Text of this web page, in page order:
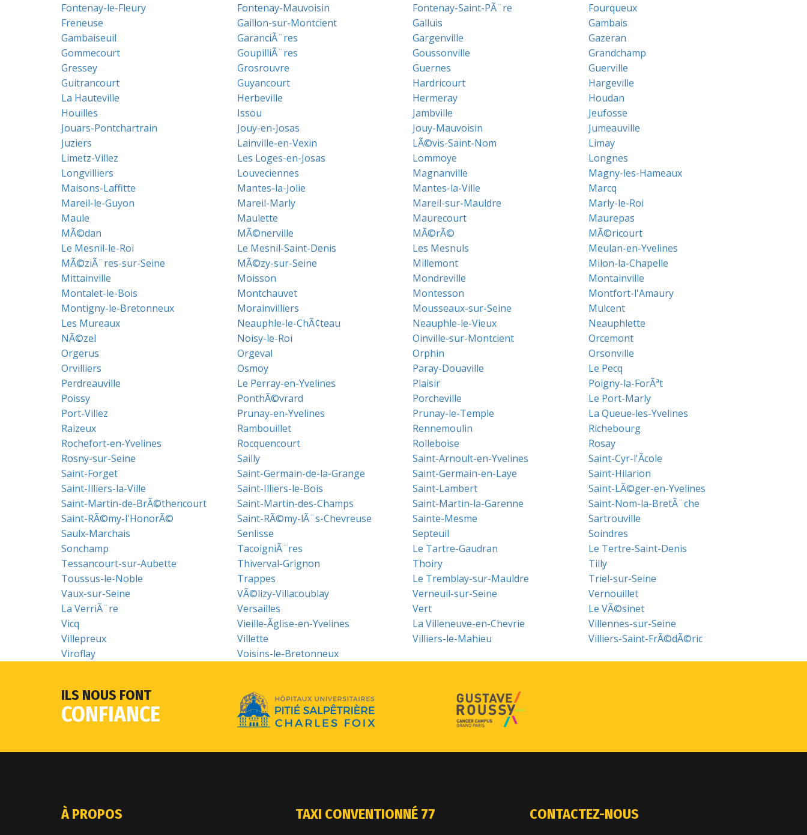
Fontenay-le-Fleury
Fontenay-Mauvoisin Fontenay-Saint-PÃ¨re
Fourqueux
Freneuse
Gaillon-sur-Montcient Galluis
Gambais
Gambaiseuil
GaranciÃ¨res Gargenville
Gazeran
Gommecourt
GoupilliÃ¨res Goussonville
Grandchamp
Gressey
Grosrouvre Guernes
Guerville
Guitrancourt
Guyancourt Hardricourt
Hargeville
La Hauteville
Herbeville Hermeray
Houdan
Houilles
Issou Jambville
Jeufosse
Jouars-Pontchartrain
Jouy-en-Josas Jouy-Mauvoisin
Jumeauville
Juziers
Lainville-en-Vexin LÃ©vis-Saint-Nom
Limay
Limetz-Villez
Les Loges-en-Josas Lommoye
Longnes
Longvilliers
Louveciennes Magnanville
Magny-les-Hameaux
Maisons-Laffitte
Mantes-la-Jolie Mantes-la-Ville
Marcq
Mareil-le-Guyon
Mareil-Marly Mareil-sur-Mauldre
Marly-le-Roi
Maule
Maulette Maurecourt
Maurepas
MÃ©dan
MÃ©nerville MÃ©rÃ©
MÃ©ricourt
Le Mesnil-le-Roi
Le Mesnil-Saint-Denis Les Mesnuls
Meulan-en-Yvelines
MÃ©ziÃ¨res-sur-Seine
MÃ©zy-sur-Seine Millemont
Milon-la-Chapelle
Mittainville
Moisson Mondreville
Montainville
Montalet-le-Bois
Montchauvet Montesson
Montfort-l'Amaury
Montigny-le-Bretonneux
Morainvilliers Mousseaux-sur-Seine
Mulcent
Les Mureaux
Neauphle-le-ChÃ¢teau Neauphle-le-Vieux
Neauphlette
NÃ©zel
Noisy-le-Roi Oinville-sur-Montcient
Orcemont
Orgerus
Orgeval Orphin
Orsonville
Orvilliers
Osmoy Paray-Douaville
Le Pecq
Perdreauville
Le Perray-en-Yvelines Plaisir
Poigny-la-ForÃªt
Poissy
PonthÃ©vrard Porcheville
Le Port-Marly
Port-Villez
Prunay-en-Yvelines Prunay-le-Temple
La Queue-les-Yvelines
Raizeux
Rambouillet Rennemoulin
Richebourg
Rochefort-en-Yvelines
Rocquencourt Rolleboise
Rosay
Rosny-sur-Seine
Sailly Saint-Arnoult-en-Yvelines
Saint-Cyr-l'Ãcole
Saint-Forget
Saint-Germain-de-la-Grange Saint-Germain-en-Laye
Saint-Hilarion
Saint-Illiers-la-Ville
Saint-Illiers-le-Bois Saint-Lambert
Saint-LÃ©ger-en-Yvelines
Saint-Martin-de-BrÃ©thencourt
Saint-Martin-des-Champs Saint-Martin-la-Garenne
Saint-Nom-la-BretÃ¨che
Saint-RÃ©my-l'HonorÃ©
Saint-RÃ©my-lÃ¨s-Chevreuse Sainte-Mesme
Sartrouville
Saulx-Marchais
Senlisse Septeuil
Soindres
Sonchamp
TacoigniÃ¨res Le Tartre-Gaudran
Le Tertre-Saint-Denis
Tessancourt-sur-Aubette
Thiverval-Grignon Thoiry
Tilly
Toussus-le-Noble
Trappes Le Tremblay-sur-Mauldre
Triel-sur-Seine
Vaux-sur-Seine
VÃ©lizy-Villacoublay Verneuil-sur-Seine
Vernouillet
La VerriÃ¨re
Versailles Vert
Le VÃ©sinet
Vicq
Vieille-Ãglise-en-Yvelines La Villeneuve-en-Chevrie
Villennes-sur-Seine
Villepreux
Villette Villiers-le-Mahieu
Villiers-Saint-FrÃ©dÃ©ric
Viroflay
Voisins-le-Bretonneux
ILS NOUS FONT
CONFIANCE
À PROPOS TAXI CONVENTIONNÉ 77 CONTACTEZ-NOUS